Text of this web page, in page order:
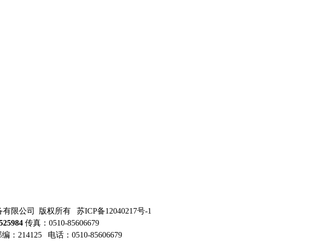
有限公司 版权所有 苏ICP备12040217号-1
传真：0510-85606679
编：214125 电话：0510-85606679